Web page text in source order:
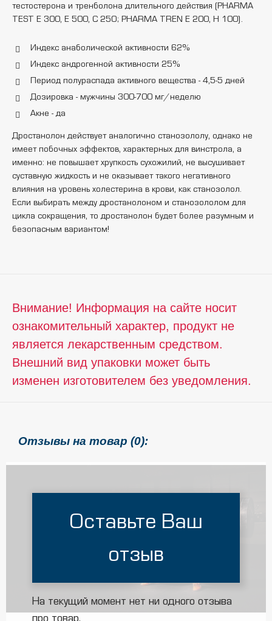
тестостерона и тренболона длительного действия (PHARMA
TEST E 300, E 500, C 250; PHARMA TREN E 200, H 100).
Индекс анаболической активности 62%
Индекс андрогенной активности 25%
Период полураспада активного вещества - 4,5-5 дней
Дозировка - мужчины 300-700 мг/неделю
Акне - да
Дростанолон действует аналогично станозололу, однако не
имеет побочных эффектов, характерных для винстрола, а
именно: не повышает хрупкость сухожилий, не высушивает
суставную жидкость и не оказывает такого негативного
влияния на уровень холестерина в крови, как станозолол.
Если выбирать между дростанолоном и станозололом для
цикла сокращения, то дростанолон будет более разумным и
безопасным вариантом!
Внимание! Информация на сайте носит
ознакомительный характер, продукт не
является лекарственным средством.
Внешний вид упаковки может быть
изменен изготовителем без уведомления.
Отзывы на товар (0):
Оставьте Ваш
отзыв
На текущий момент нет ни одного отзыва
про товар.